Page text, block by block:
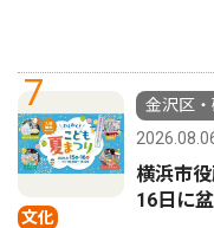
7
文化
金沢区
横浜市
16日に